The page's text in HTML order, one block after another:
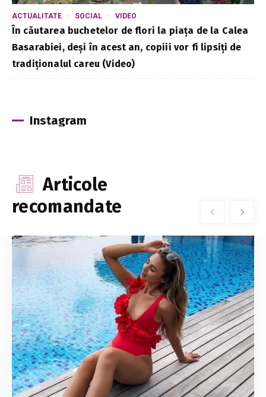
ACTUALITATE SOCIAL VIDEO
În căutarea buchetelor de flori la piața de la Calea
Basarabiei, deși în acest an, copiii vor fi lipsiți de
tradiționalul careu (Video)
Instagram
Articole
recomandate